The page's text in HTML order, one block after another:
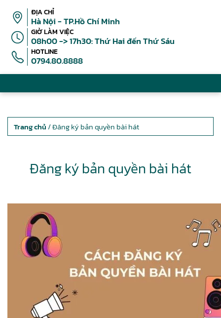
ĐỊA CHỈ
Hà Nội - TP.Hồ Chí Minh
GIỜ LÀM VIỆC
08h00 -> 17h30: Thứ Hai đến Thứ Sáu
HOTLINE
0794.80.8888
Trang chủ / Đăng ký bản quyền bài hát
Đăng ký bản quyền bài hát